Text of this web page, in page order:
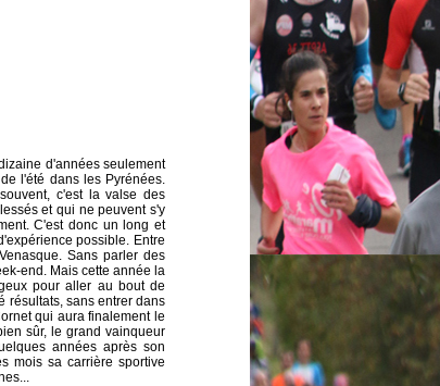
d'années seulement
l'été dans les Pyrénées.
c'est la valse des
et qui ne peuvent s'y
C'est donc un long et
possible. Entre
Sans parler des
end. Mais cette année la
pour aller au bout de
résultats, sans entrer dans
qui aura finalement le
sûr, le grand vainqueur
années après son
mois sa carrière sportive